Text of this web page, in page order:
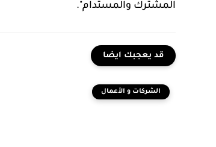
المشترك والمستدام".
قد يعجبك ايضا
الشركات و الأعمال